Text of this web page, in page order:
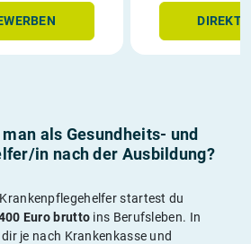
DIREKT
als Gesundheits- und
in nach der Ausbildung?
startest du
Euro brutto ins Berufsleben. In
je nach Krankenkasse und